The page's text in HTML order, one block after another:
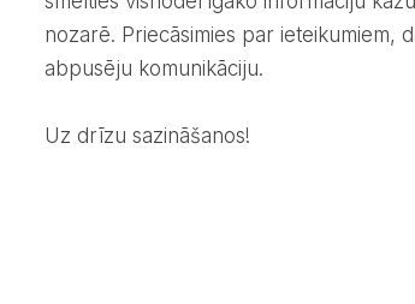
nozarē. Priecāsimies par ieteikumiem,
abpusēju komunikāciju.
Uz drīzu sazināšanos!